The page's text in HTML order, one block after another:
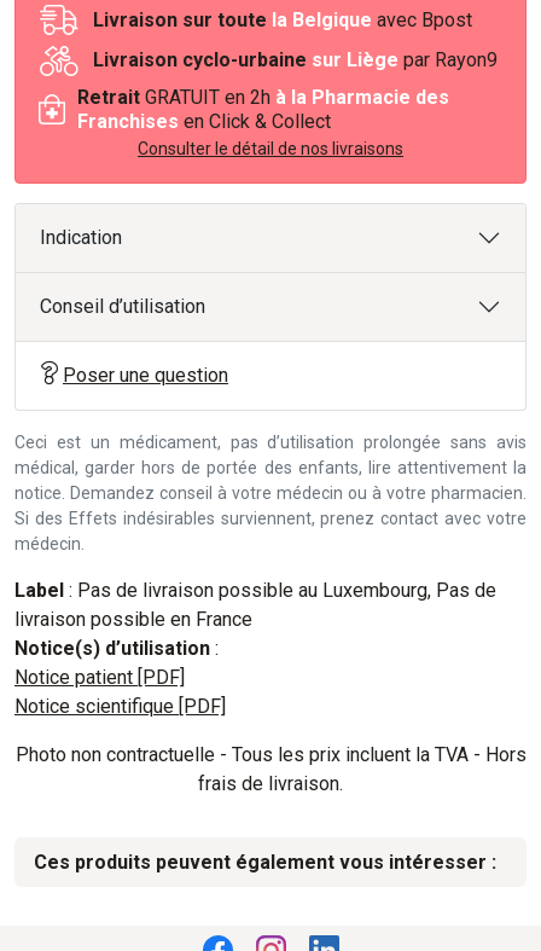
Livraison sur toute la Belgique avec Bpost
Livraison cyclo-urbaine sur Liège par Rayon9
Retrait GRATUIT en 2h à la Pharmacie des
Franchises en Click & Collect
Consulter le détail de nos livraisons
Indication
Conseil d’utilisation
Poser une question
Ceci est un médicament, pas d’utilisation prolongée sans avis
médical, garder hors de portée des enfants, lire attentivement la
notice. Demandez conseil à votre médecin ou à votre pharmacien.
Si des Effets indésirables surviennent, prenez contact avec votre
médecin.
Label : Pas de livraison possible au Luxembourg, Pas de
livraison possible en France
Notice(s) d’utilisation :
Notice patient [PDF]
Notice scientifique [PDF]
Photo non contractuelle - Tous les prix incluent la TVA - Hors
frais de livraison.
Ces produits peuvent également vous intéresser :